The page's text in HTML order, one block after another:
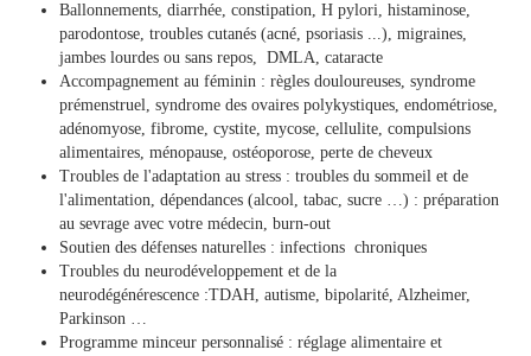
Ballonnements, diarrhée, constipation, H pylori, histaminose,
parodontose, troubles cutanés (acné, psoriasis ...), migraines,
jambes lourdes ou sans repos, DMLA, cataracte
Accompagnement au féminin : règles douloureuses, syndrome
prémenstruel, syndrome des ovaires polykystiques, endométriose,
adénomyose, fibrome, cystite, mycose, cellulite, compulsions
alimentaires, ménopause, ostéoporose, perte de cheveux
Troubles de l'adaptation au stress : troubles du sommeil et de
l'alimentation, dépendances (alcool, tabac, sucre …) : préparation
au sevrage avec votre médecin, burn-out
Soutien des défenses naturelles : infections chroniques
Troubles du neurodéveloppement et de la
neurodégénérescence :TDAH, autisme, bipolarité, Alzheimer,
Parkinson …
Programme minceur personnalisé : réglage alimentaire et